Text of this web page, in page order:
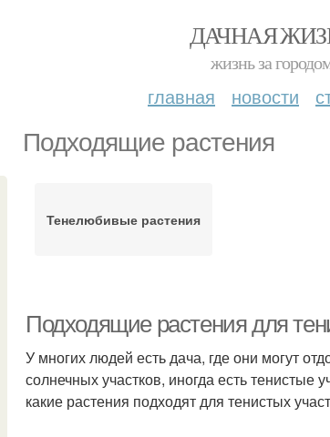
ДАЧНАЯ
жизнь за
главная новости
Подходящие растения
Тенелюбивые растения
Подходящие растения для
У многих людей есть дача, где они могут
солнечных участков, иногда есть тенистые
какие растения подходят для тенистых